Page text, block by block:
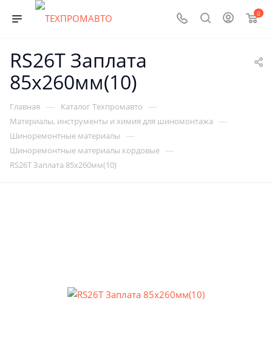
0
RS26T Заплата
85х260мм(10)
Главная — Каталог Техпромавто —
Материалы, инструменты и химия для шиномонтажа —
Шиноремонтные материалы —
Шиноремонтные материалы кордовые —
RS26T Заплата 85х260мм(10)